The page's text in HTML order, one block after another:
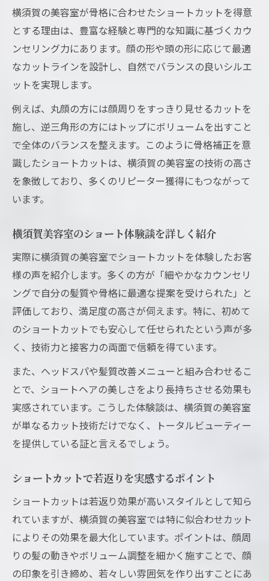
横須賀の美容室が骨格に合わせたショートカットを得意
とする理由は、豊富な経験と専門的な知識に基づくカウ
ンセリング力にあります。顔の形や頭の形に応じて最適
なカットラインを設計し、自然でバランスの良いシルエ
ットを実現します。
例えば、丸顔の方には顔周りをすっきり見せるカットを
施し、逆三角形の方にはトップにボリュームを出すこと
で全体のバランスを整えます。このように骨格補正を意
識したショートカットは、横須賀の美容室の技術の高さ
を象徴しており、多くのリピーター獲得にもつながって
います。
横須賀美容室のショート体験談を詳しく紹介
実際に横須賀の美容室でショートカットを体験したお客
様の声を紹介します。多くの方が「細やかなカウンセリ
ングで自分の髪質や骨格に最適な提案を受けられた」と
評価しており、満足度の高さが伺えます。特に、初めて
のショートカットでも安心して任せられたという声が多
く、技術力と接客力の両面で信頼を得ています。
また、ヘッドスパや髪質改善メニューと組み合わせるこ
とで、ショートヘアの美しさをより長持ちさせる効果も
実感されています。こうした体験談は、横須賀の美容室
が単なるカット技術だけでなく、トータルビューティー
を提供している証と言えるでしょう。
ショートカットで若返りを実感するポイント
ショートカットは若返り効果が高いスタイルとして知ら
れていますが、横須賀の美容室では特に似合わせカット
によりその効果を最大化しています。ポイントは、顔周
りの髪の動きやボリューム調整を細かく施すことで、顔
の印象を引き締め、若々しい雰囲気を作り出すことにあ